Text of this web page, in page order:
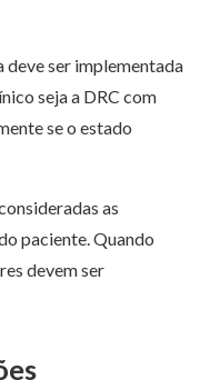
deve ser implementada
seja a DRC com
se o estado
as
paciente. Quando
devem ser